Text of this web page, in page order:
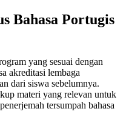
Bahasa Portugis
yang sesuai dengan
akreditasi lembaga
dari siswa sebelumnya.
materi yang relevan untuk
tersumpah bahasa